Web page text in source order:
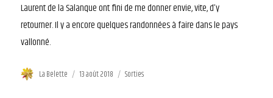
Laurent de la Salanque ont fini de me donner envie, vite, d’y
retourner. Il y a encore quelques randonnées à faire dans le pays
vallonné.
Auteur
La Belette
Publié
13 août 2018 Catégories
Sorties